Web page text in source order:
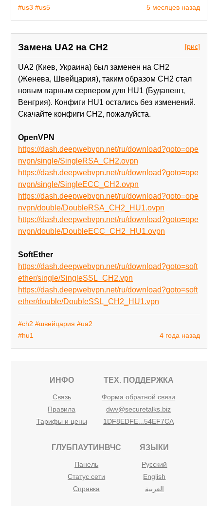
5 месяцев назад
#us3 #us5
[рис]
Замена UA2 на CH2
UA2 (Киев, Украина) был заменен на CH2
(Женева, Швейцария), таким образом CH2 стал
новым парным сервером для HU1 (Будапешт,
Венгрия). Конфиги HU1 остались без изменений.
Скачайте конфиги CH2, пожалуйста.
OpenVPN
https://dash.deepwebvpn.net/ru/download?goto=ope
nvpn/single/SingleRSA_CH2.ovpn
https://dash.deepwebvpn.net/ru/download?goto=ope
nvpn/single/SingleECC_CH2.ovpn
https://dash.deepwebvpn.net/ru/download?goto=ope
nvpn/double/DoubleRSA_CH2_HU1.ovpn
https://dash.deepwebvpn.net/ru/download?goto=ope
nvpn/double/DoubleECC_CH2_HU1.ovpn
SoftEther
https://dash.deepwebvpn.net/ru/download?goto=soft
ether/single/SingleSSL_CH2.vpn
https://dash.deepwebvpn.net/ru/download?goto=soft
ether/double/DoubleSSL_CH2_HU1.vpn
4 года назад
#ch2 #швейцария #ua2
#hu1
ИНФО
Связь
Правила
Тарифы и цены
ТЕХ. ПОДДЕРЖКА
Форма обратной связи
dwv@securetalks.biz
1DF8EDFE...54EF7CA
ГЛУБПАУТИНВЧС
Панель
Статус сети
Справка
ЯЗЫКИ
Русский
English
العربية